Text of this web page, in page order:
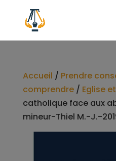
Accueil / Prendre
comprendre/ Eglise
catholique face aux
mineur-Thiel M.-J.-